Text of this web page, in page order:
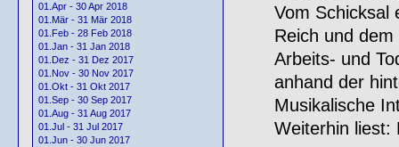
01.Apr - 30 Apr 2018
01.Mär - 31 Mär 2018
01.Feb - 28 Feb 2018
01.Jan - 31 Jan 2018
01.Dez - 31 Dez 2017
01.Nov - 30 Nov 2017
01.Okt - 31 Okt 2017
01.Sep - 30 Sep 2017
01.Aug - 31 Aug 2017
01.Jul - 31 Jul 2017
01.Jun - 30 Jun 2017
Vom Schicksal
Reich und
Arbeits- und
anhand der
Musikalische
Weiterhin liest: